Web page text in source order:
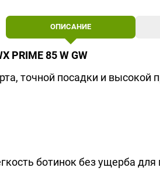
ОПИСАНИЕ
85 W GW
точной посадки и
ботинок без ущерба